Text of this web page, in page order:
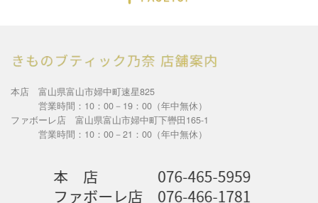
本店 富山県富山市婦中町速星825
営業時間：10：00－19：00（年中無休）
ファボーレ店 富山県富山市婦中町下轡田165-1
営業時間：10：00－21：00（年中無休）